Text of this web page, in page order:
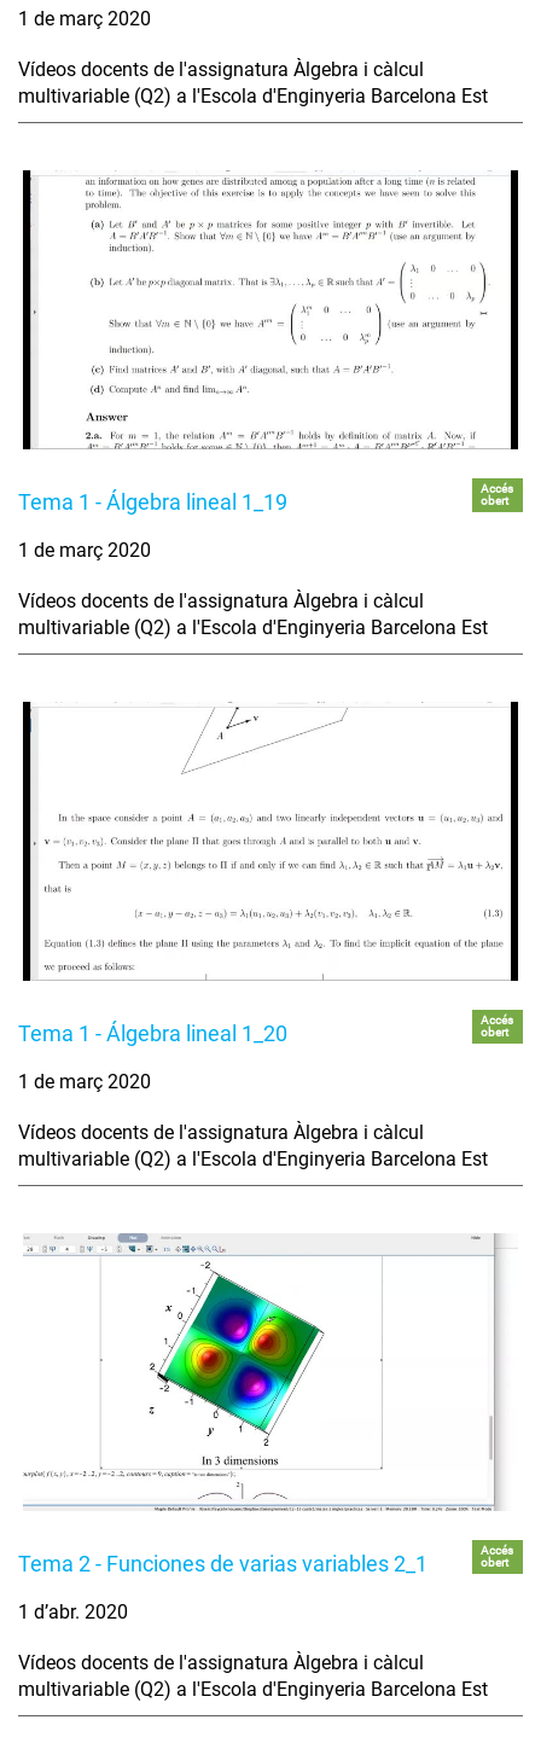
1 de març 2020
Vídeos docents de l'assignatura Àlgebra i càlcul
multivariable (Q2) a l'Escola d'Enginyeria Barcelona Est
Tema 1 - Álgebra lineal 1_19
Accés
obert
1 de març 2020
Vídeos docents de l'assignatura Àlgebra i càlcul
multivariable (Q2) a l'Escola d'Enginyeria Barcelona Est
Tema 1 - Álgebra lineal 1_20
Accés
obert
1 de març 2020
Vídeos docents de l'assignatura Àlgebra i càlcul
multivariable (Q2) a l'Escola d'Enginyeria Barcelona Est
Tema 2 - Funciones de varias variables 2_1
Accés
obert
1 d’abr. 2020
Vídeos docents de l'assignatura Àlgebra i càlcul
multivariable (Q2) a l'Escola d'Enginyeria Barcelona Est